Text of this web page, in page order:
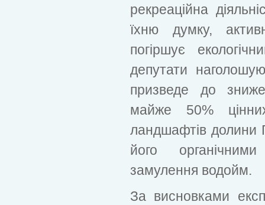
рекреаційна
їхню думку,
погіршує
депутати
призведе до
майже 50%
ландшафтів долини
його
замулення водойм.
За висновками